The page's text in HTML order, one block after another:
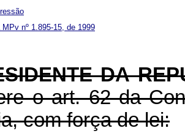
MPv nº 1.895-15, de 1999
DA
o art. 62 da
com força de lei: